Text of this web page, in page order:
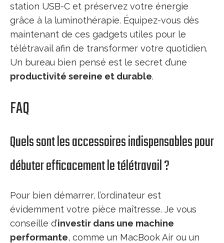
station USB-C et préservez votre énergie
grâce à la luminothérapie. Équipez-vous dès
maintenant de ces gadgets utiles pour le
télétravail afin de transformer votre quotidien.
Un bureau bien pensé est le secret d’une
productivité sereine et durable.
FAQ
Quels sont les accessoires indispensables pour
débuter efficacement le télétravail ?
Pour bien démarrer, l’ordinateur est
évidemment votre pièce maîtresse. Je vous
conseille d’investir dans une machine
performante, comme un MacBook Air ou un